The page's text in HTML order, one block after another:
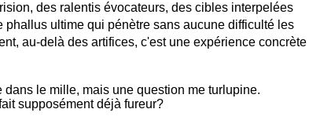
des ralentis évocateurs, des cibles interpelées
ultime qui pénètre sans aucune difficulté les
au-delà des artifices, c'est une expérience concrète
dans le mille, mais une question me turlupine.
supposément déjà fureur?